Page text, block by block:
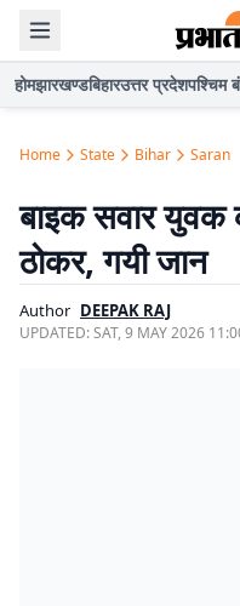
होमझारखण्डबिहारउत्तर प्रदेशपश्चिम
Home State Bihar Saran
बाइक सवार युवक
ठोकर, गयी जान
Author DEEPAK RAJ
UPDATED:SAT, 9 MAY 2026